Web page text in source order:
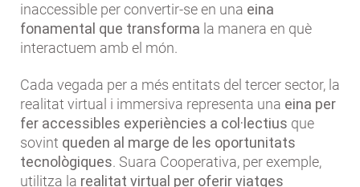
inaccessible per convertir-se en una eina
fonamental que transforma la manera en què
interactuem amb el món.
Cada vegada per a més entitats del tercer sector, la
realitat virtual i immersiva representa una eina per
fer accessibles experiències a col·lectius que
sovint queden al marge de les oportunitats
tecnològiques. Suara Cooperativa, per exemple,
utilitza la realitat virtual per oferir viatges